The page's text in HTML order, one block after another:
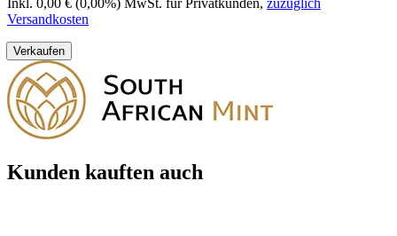
Inkl. 0,00 € (0,00%) MwSt. für Privatkunden, zuzüglich
Versandkosten
Verkaufen
Kunden kauften auch